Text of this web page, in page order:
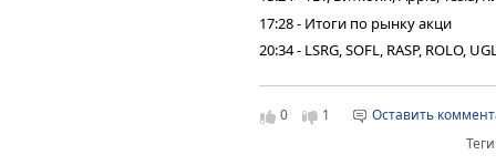
17:28 - Итоги по рынку акци
20:34 - LSRG, SOFL, RASP, ROLO,
0 1
Оставить